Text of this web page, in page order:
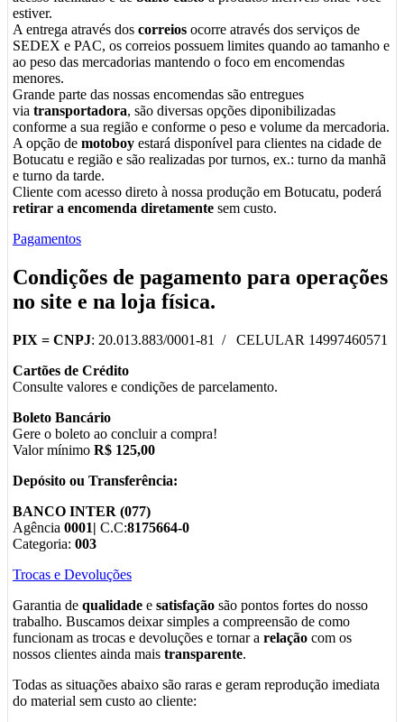
estiver.
A entrega através dos correios ocorre através dos serviços de
SEDEX e PAC, os correios possuem limites quando ao tamanho e
ao peso das mercadorias mantendo o foco em encomendas
menores.
Grande parte das nossas encomendas são entregues
via transportadora, são diversas opções diponibilizadas
conforme a sua região e conforme o peso e volume da mercadoria.
A opção de motoboy estará disponível para clientes na cidade de
Botucatu e região e são realizadas por turnos, ex.: turno da manhã
e turno da tarde.
Cliente com acesso direto à nossa produção em Botucatu, poderá
retirar a encomenda diretamente sem custo.
Pagamentos
Condições de pagamento para operações
no site e na loja física.
PIX = CNPJ: 20.013.883/0001-81 / CELULAR 14997460571
Cartões de Crédito
Consulte valores e condições de parcelamento.
Boleto Bancário
Gere o boleto ao concluir a compra!
Valor mínimo R$ 125,00
Depósito ou Transferência:
BANCO INTER (077)
Agência 0001| C.C:8175664-0
Categoria: 003
Trocas e Devoluções
Garantia de qualidade e satisfação são pontos fortes do nosso
trabalho. Buscamos deixar simples a compreensão de como
funcionam as trocas e devoluções e tornar a relação com os
nossos clientes ainda mais transparente.
Todas as situações abaixo são raras e geram reprodução imediata
do material sem custo ao cliente: